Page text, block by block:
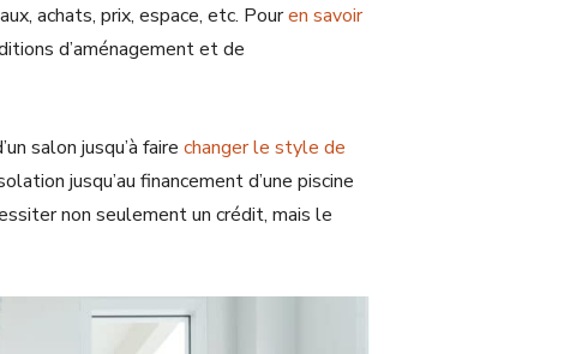
achats, prix, espace, etc. Pouren savoir
d’aménagement et de
salon jusqu’à faire changer le style de
jusqu’au financement d’une piscine
non seulement un crédit, mais le